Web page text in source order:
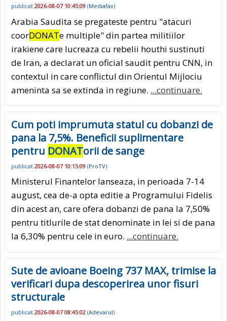
publicat 2026-08-07 10:45:09 (Mediafax)
Arabia Saudita se pregateste pentru "atacuri
coorDONATe multiple" din partea militiilor
irakiene care lucreaza cu rebelii houthi sustinuti
de Iran, a declarat un oficial saudit pentru CNN, in
contextul in care conflictul din Orientul Mijlociu
ameninta sa se extinda in regiune. ...continuare.
Cum poti imprumuta statul cu dobanzi de
pana la 7,5%. Beneficii suplimentare
pentru DONATorii de sange
publicat 2026-08-07 10:15:09 (ProTV)
Ministerul Finantelor lanseaza, in perioada 7-14
august, cea de-a opta editie a Programului Fidelis
din acest an, care ofera dobanzi de pana la 7,50%
pentru titlurile de stat denominate in lei si de pana
la 6,30% pentru cele in euro. ...continuare.
Sute de avioane Boeing 737 MAX, trimise la
verificari dupa descoperirea unor fisuri
structurale
publicat 2026-08-07 08:45:02 (Adevarul)